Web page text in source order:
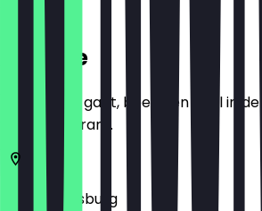
Locatie
Voordat je gaat, boek een deal in
het restaurant.
86150
Augsburg